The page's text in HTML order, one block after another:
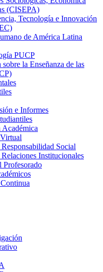
(CISEPA)
Tecnología e Innovación
de América Latina
PUCP
la Enseñanza de las
e Informes
Social
Institucionales
Profesorado